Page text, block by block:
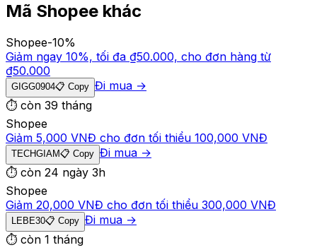
Mã Shopee khác
Shopee-10%
Giảm ngay 10%, tối đa ₫50.000, cho đơn hàng từ
₫50.000
GIGG0904📋 Copy Đi mua →
⏱ còn 39 tháng
Shopee
Giảm 5,000 VNĐ cho đơn tối thiểu 100,000 VNĐ
TECHGIAM📋 Copy Đi mua →
⏱ còn 24 ngày 3h
Shopee
Giảm 20,000 VNĐ cho đơn tối thiểu 300,000 VNĐ
LEBE30📋 Copy Đi mua →
⏱ còn 1 tháng